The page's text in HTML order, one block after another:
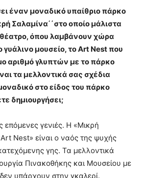
έναν μοναδικό υπαίθριο πάρκο
Σαλαμίνα΄΄στο οποίο μάλιστα
όπου λαμβάνουν χώρα
γυάλινο μουσείο, το Art Nest που
αριθμό γλυπτών με το πάρκο
τα μελλοντικά σας σχέδια
στο είδος του πάρκο
δημιουργήσει;
επόμενες γενιές. Η «Μικρή
Nest» είναι ο ναός της ψυχής
γης. Τα μελλοντικά
Πινακοθήκης και Μουσείου με
υπάρχουν στην γκαλερί.